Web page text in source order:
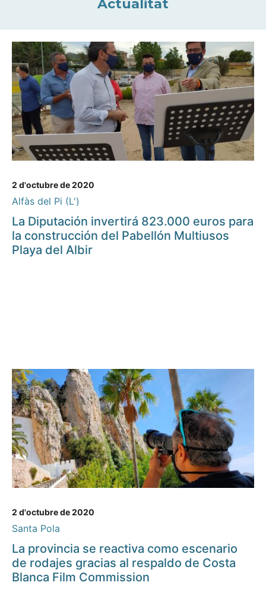
Actualitat
2 d'octubre de 2020
Alfàs del Pi (L')
La Diputación invertirá 823.000 euros para
la construcción del Pabellón Multiusos
Playa del Albir
2 d'octubre de 2020
Santa Pola
La provincia se reactiva como escenario
de rodajes gracias al respaldo de Costa
Blanca Film Commission